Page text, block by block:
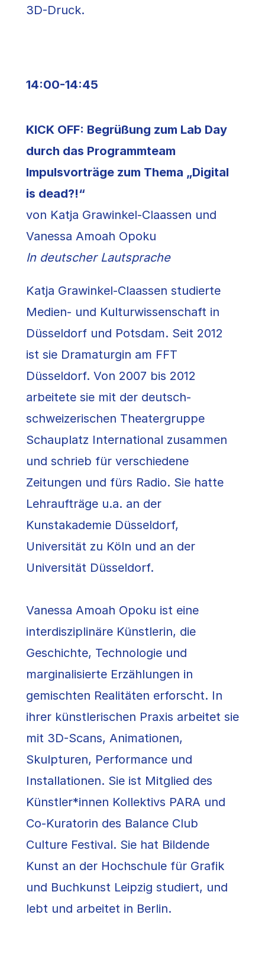
3D-Druck.
14:00-14:45
KICK OFF: Begrüßung zum Lab Day
durch das Programmteam
Impulsvorträge zum Thema „Digital
is dead?!“
von Katja Grawinkel-Claassen und
Vanessa Amoah Opoku
In deutscher Lautsprache
Katja Grawinkel-Claassen studierte
Medien- und Kulturwissenschaft in
Düsseldorf und Potsdam. Seit 2012
ist sie Dramaturgin am FFT
Düsseldorf. Von 2007 bis 2012
arbeitete sie mit der deutsch-
schweizerischen Theatergruppe
Schauplatz International zusammen
und schrieb für verschiedene
Zeitungen und fürs Radio. Sie hatte
Lehraufträge u.a. an der
Kunstakademie Düsseldorf,
Universität zu Köln und an der
Universität Düsseldorf.
Vanessa Amoah Opoku ist eine
interdisziplinäre Künstlerin, die
Geschichte, Technologie und
marginalisierte Erzählungen in
gemischten Realitäten erforscht. In
ihrer künstlerischen Praxis arbeitet sie
mit 3D-Scans, Animationen,
Skulpturen, Performance und
Installationen. Sie ist Mitglied des
Künstler*innen Kollektivs PARA und
Co-Kuratorin des Balance Club
Culture Festival. Sie hat Bildende
Kunst an der Hochschule für Grafik
und Buchkunst Leipzig studiert, und
lebt und arbeitet in Berlin.